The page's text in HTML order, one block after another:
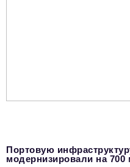
Портовую
модернизировали на 700